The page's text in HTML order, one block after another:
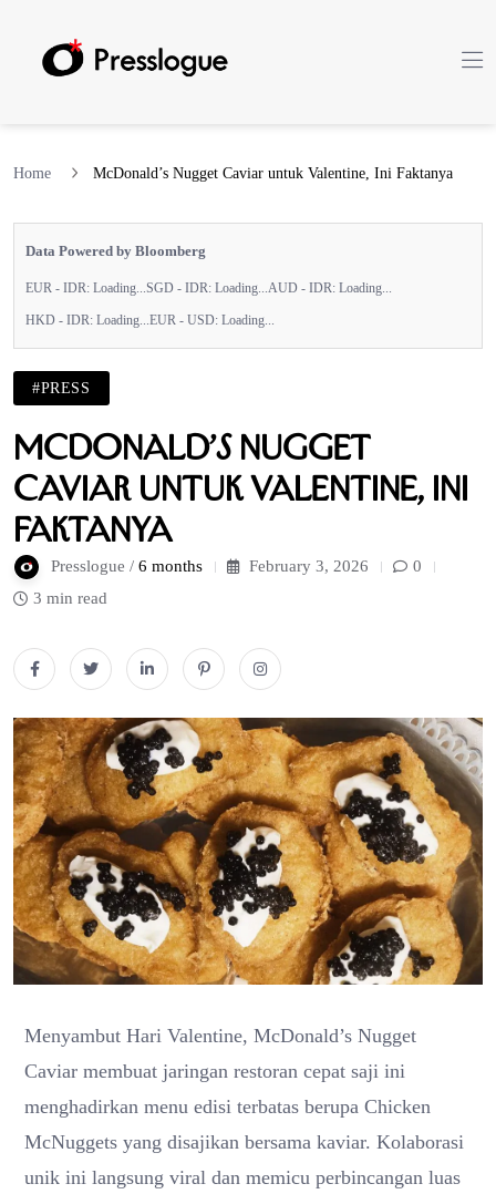
Home McDonald’s Nugget Caviar untuk Valentine, Ini Faktanya
Data Powered by Bloomberg
EUR - IDR: Loading... SGD - IDR: Loading... AUD - IDR: Loading...
HKD - IDR: Loading... EUR - USD: Loading...
#PRESS
McDonald’s Nugget
Caviar untuk Valentine, Ini
Faktanya
Presslogue / 6 months February 3, 2026
0
3 min read
Menyambut Hari Valentine, McDonald’s Nugget
Caviar membuat jaringan restoran cepat saji ini
menghadirkan menu edisi terbatas berupa Chicken
McNuggets yang disajikan bersama kaviar. Kolaborasi
unik ini langsung viral dan memicu perbincangan luas